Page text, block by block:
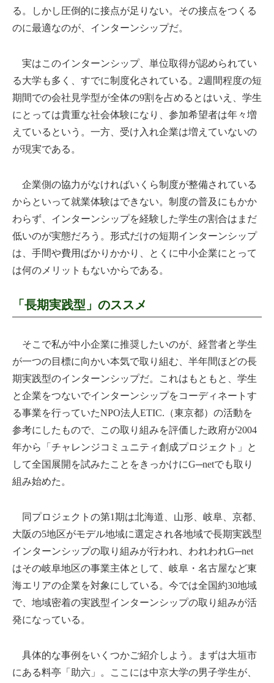
る。しかし圧倒的に接点が足りない。その接点をつくる
のに最適なのが、インターンシップだ。
実はこのインターンシップ、単位取得が認められてい
る大学も多く、すでに制度化されている。2週間程度の短
期間での会社見学型が全体の9割を占めるとはいえ、学生
にとっては貴重な社会体験になり、参加希望者は年々増
えているという。一方、受け入れ企業は増えていないの
が現実である。
企業側の協力がなければいくら制度が整備されている
からといって就業体験はできない。制度の普及にもかか
わらず、インターンシップを経験した学生の割合はまだ
低いのが実態だろう。形式だけの短期インターンシップ
は、手間や費用ばかりかかり、とくに中小企業にとって
は何のメリットもないからである。
「長期実践型」のススメ
そこで私が中小企業に推奨したいのが、経営者と学生
が一つの目標に向かい本気で取り組む、半年間ほどの長
期実践型のインターンシップだ。これはもともと、学生
と企業をつないでインターンシップをコーディネートす
る事業を行っていたNPO法人ETIC.（東京都）の活動を
参考にしたもので、この取り組みを評価した政府が2004
年から「チャレンジコミュニティ創成プロジェクト」と
して全国展開を試みたことをきっかけにG─netでも取り
組み始めた。
同プロジェクトの第1期は北海道、山形、岐阜、京都、
大阪の5地区がモデル地域に選定され各地域で長期実践型
インターンシップの取り組みが行われ、われわれG─net
はその岐阜地区の事業主体として、岐阜・名古屋など東
海エリアの企業を対象にしている。今では全国約30地域
で、地域密着の実践型インターンシップの取り組みが活
発になっている。
具体的な事例をいくつかご紹介しよう。まずは大垣市
にある料亭「助六」。ここには中京大学の男子学生が、